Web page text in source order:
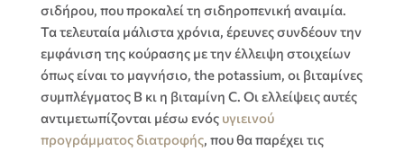
σιδήρου, που προκαλεί τη σιδηροπενική αναιμία.
Τα τελευταία μάλιστα χρόνια, έρευνες συνδέουν την
εμφάνιση της κούρασης με την έλλειψη στοιχείων
όπως είναι το μαγνήσιο, the potassium, οι βιταμίνες
συμπλέγματος Β κι η βιταμίνη C. Οι ελλείψεις αυτές
αντιμετωπίζονται μέσω ενός υγιεινού
προγράμματος διατροφής, που θα παρέχει τις